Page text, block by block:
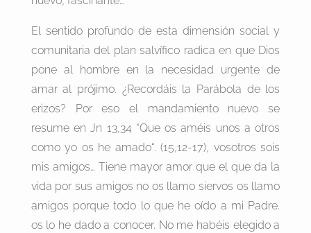
El sentido profundo de esta dimensión social y
comunitaria del plan salvífico radica en que Dios
pone al hombre en la necesidad urgente de
amar al prójimo. ¿Recordáis la Parábola de los
erizos? Por eso el mandamiento nuevo se
resume en Jn 13,34 “Que os améis unos a otros
como yo os he amado“. (15,12-17), vosotros sois
mis amigos… Tiene mayor amor que el que da la
vida por sus amigos no os llamo siervos os llamo
amigos porque todo lo que he oído a mi Padre.
os lo he dado a conocer. No me habéis elegido a